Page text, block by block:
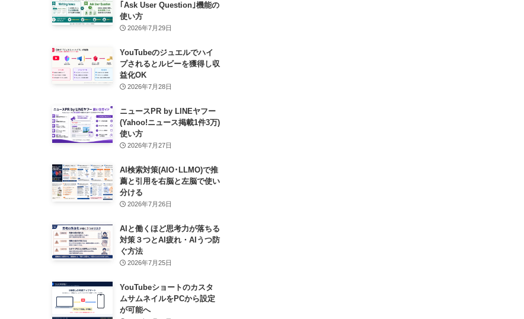
｢Ask User Question｣機能の
使い方
2026年7月29日
YouTubeのジュエルでハイ
プされるとルビーを獲得し収
益化OK
2026年7月28日
ニュースPR by LINEヤフー
(Yahoo!ニュース掲載1件3万)
使い方
2026年7月27日
AI検索対策(AIO･LLMO)で推
薦と引用を右脳と左脳で使い
分ける
2026年7月26日
AIと働くほど思考力が落ちる
対策３つとAI疲れ・AIうつ防
ぐ方法
2026年7月25日
YouTubeショートのカスタ
ムサムネイルをPCから設定
が可能へ